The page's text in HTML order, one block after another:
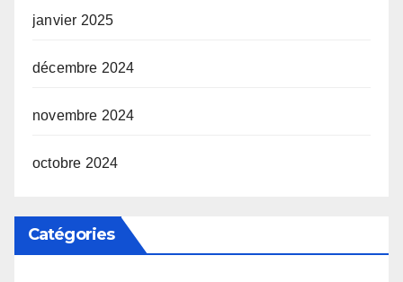
janvier 2025
décembre 2024
novembre 2024
octobre 2024
Catégories